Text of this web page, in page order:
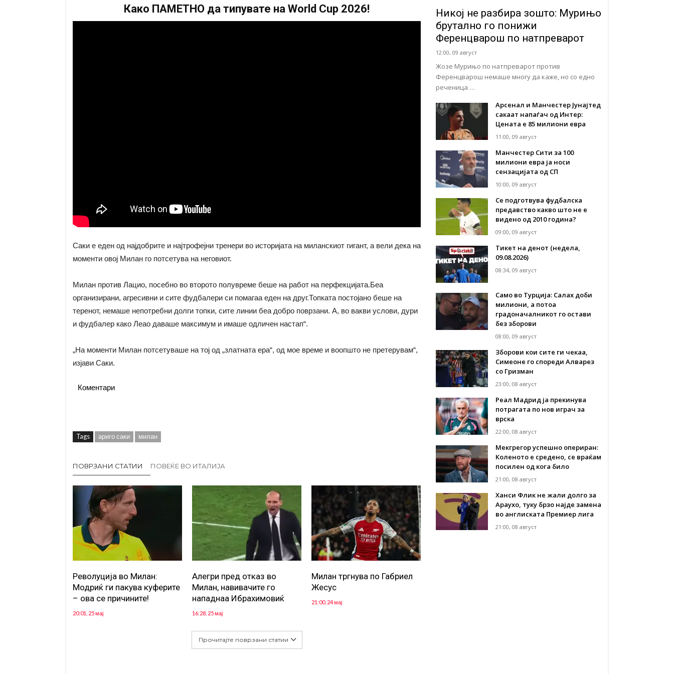
Како ПАМЕТНО да типувате на World Cup 2026!
Саки е еден од најдобрите и најтрофејни тренери во историјата на миланскиот гигант, а вели дека на
моменти овој Милан го потсетува на неговиот.
Милан против Лацио, посебно во второто полувреме беше на работ на перфекцијата.Беа
организирани, агресивни и сите фудбалери си помагаа еден на друг.Топката постојано беше на
теренот, немаше непотребни долги топки, сите линии беа добро поврзани. А, во вакви услови, дури
и фудбалер како Леао даваше максимум и имаше одличен настап“.
„На моменти Милан потсетуваше на тој од „златната ера“, од мое време и воопшто не претерувам“,
изјави Саки.
Коментари
Tags ариго саки милан
ПОВРЗАНИ СТАТИИ ПОВЕЌЕ ВО ИТАЛИЈА
Револуција во Милан:
Модриќ ги пакува куферите
– ова се причините!
20:01, 25 мај
Алегри пред отказ во
Милан, навивачите го
нападнаа Ибрахимовиќ
16:28, 25 мај
Милан тргнува по Габриел
Жесус
21:00, 24 мај
Прочитајте поврзани статии
Никој не разбира зошто: Мурињо
брутално го понижи
Ференцварош по натпреварот
12:00, 09 август
Жозе Мурињо по натпреварот против
Ференцварош немаше многу да каже, но со едно
реченица …
Арсенал и Манчестер Јунајтед
сакаат напаѓач од Интер:
Цената е 85 милиони евра
11:00, 09 август
Манчестер Сити за 100
милиони евра ја носи
сензацијата од СП
10:00, 09 август
Се подготвува фудбалска
предавство какво што не е
видено од 2010 година?
09:00, 09 август
Тикет на денот (недела,
09.08.2026)
08:34, 09 август
Само во Турција: Салах доби
милиони, а потоа
градоначалникот го остави
без зборови
08:00, 09 август
Зборови кои сите ги чекаа,
Симеоне го спореди Алварез
со Гризман
23:00, 08 август
Реал Мадрид ја прекинува
потрагата по нов играч за
врска
22:00, 08 август
Мекгрегор успешно опериран:
Коленото е средено, се враќам
посилен од кога било
21:00, 08 август
Ханси Флик не жали долго за
Араухо, туку брзо најде замена
во англиската Премиер лига
21:00, 08 август